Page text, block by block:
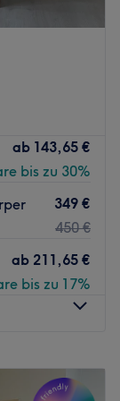
unserem
Ihre
Geräten
nach
ab 143,65 €
bis zu 30%
349 €
450 €
ab 211,65 €
bis zu 17%
18:00